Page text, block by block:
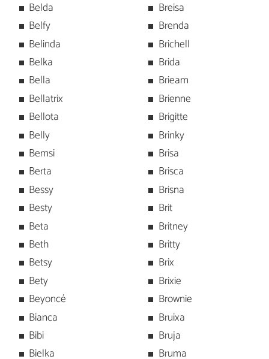
Belda
Belfy
Belinda
Belka
Bella
Bellatrix
Bellota
Belly
Bemsi
Berta
Bessy
Besty
Beta
Beth
Betsy
Bety
Beyoncé
Bianca
Bibi
Bielka
Breisa
Brenda
Brichell
Brida
Brieam
Brienne
Brigitte
Brinky
Brisa
Brisca
Brisna
Brit
Britney
Britty
Brix
Brixie
Brownie
Bruixa
Bruja
Bruma